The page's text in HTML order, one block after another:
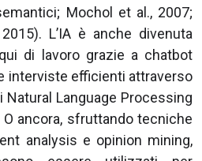
Mochol et al., 2007;
L’IA è anche divenuta
di lavoro grazie a chatbot
interviste efficienti attraverso
Natural Language Processing
O ancora, sfruttando tecniche
analysis e opinion mining,